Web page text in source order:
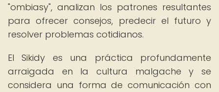
"ombiasy", analizan los patrones resultantes
para ofrecer consejos, predecir el futuro y
resolver problemas cotidianos.
El Sikidy es una práctica profundamente
arraigada en la cultura malgache y se
considera una forma de comunicación con